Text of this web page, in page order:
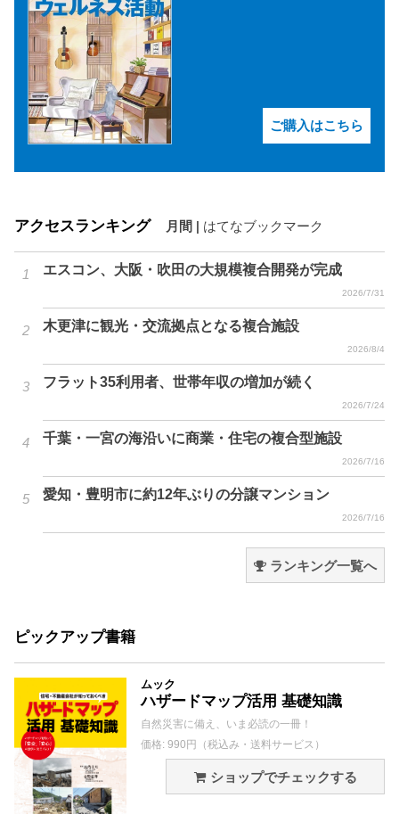
ご購入はこちら
アクセスランキング 月間 はてなブックマーク
エスコン、大阪・吹田の大規模複合開発が完成
2026/7/31
木更津に観光・交流拠点となる複合施設
2026/8/4
フラット35利用者、世帯年収の増加が続く
2026/7/24
千葉・一宮の海沿いに商業・住宅の複合型施設
2026/7/16
愛知・豊明市に約12年ぶりの分譲マンション
2026/7/16
ランキング一覧へ
ピックアップ書籍
ムック
ハザードマップ活用 基礎知識
自然災害に備え、いま必読の一冊！
価格: 990円（税込み・送料サービス）
ショップでチェックする